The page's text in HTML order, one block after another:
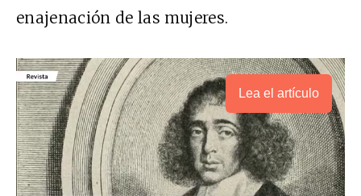
enajenación de las mujeres.
Lea el artículo